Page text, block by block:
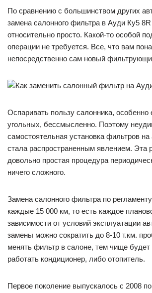
По сравнению с большинством других
замена салонного фильтра в Ауди Ку5
относительно просто. Какой-то особой
операции не требуется. Все, что вам
непосредственно сам новый
Оспаривать пользу салонника, особенно
угольных, бессмысленно. Поэтому
самостоятельная установка фильтров
стала распространенным явлением. Эта
довольно простая процедура
ничего сложного.
Замена салонного фильтра по
каждые 15 000 км, то есть каждое
зависимости от условий эксплуатации
замены можно сократить до 8-10 т.км.
менять фильтр в салоне, тем чище
работать кондиционер, либо отопитель.
Первое поколение выпускалось с 2008